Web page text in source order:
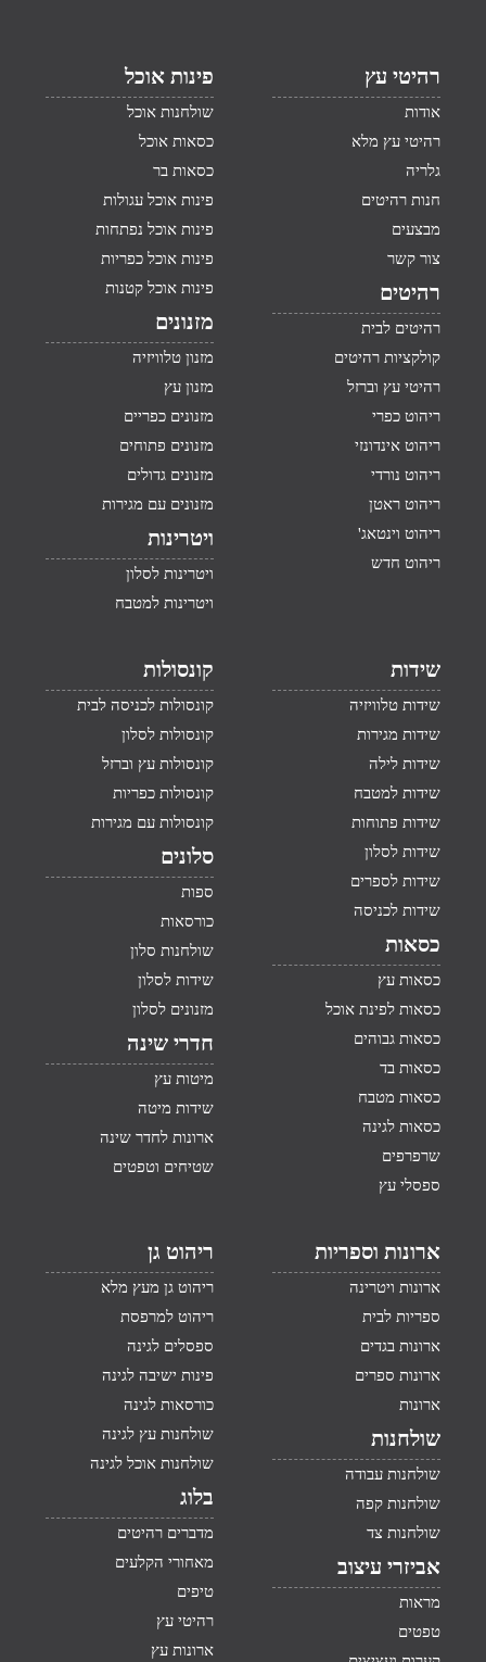
רהיטי עץ
אודות
רהיטי עץ מלא
גלריה
חנות רהיטים
מבצעים
צור קשר
רהיטים
רהיטים לבית
קולקציות רהיטים
רהיטי עץ וברזל
ריהוט כפרי
ריהוט אינדונזי
ריהוט נורדי
ריהוט ראטן
ריהוט וינטאג'
ריהוט חדש
פינות אוכל
שולחנות אוכל
כסאות אוכל
כסאות בר
פינות אוכל עגולות
פינות אוכל נפתחות
פינות אוכל כפריות
פינות אוכל קטנות
מזנונים
מזנון טלוויזיה
מזנון עץ
מזנונים כפריים
מזנונים פתוחים
מזנונים גדולים
מזנונים עם מגירות
ויטרינות
ויטרינות לסלון
ויטרינות למטבח
שידות
שידות טלוויזיה
שידות מגירות
שידות לילה
שידות למטבח
שידות פתוחות
שידות לסלון
שידות לספרים
שידות לכניסה
כסאות
כסאות עץ
כסאות לפינת אוכל
כסאות גבוהים
כסאות בד
כסאות מטבח
כסאות לגינה
שרפרפים
ספסלי עץ
קונסולות
קונסולות לכניסה לבית
קונסולות לסלון
קונסולות עץ וברזל
קונסולות כפריות
קונסולות עם מגירות
סלונים
ספות
כורסאות
שולחנות סלון
שידות לסלון
מזנונים לסלון
חדרי שינה
מיטות עץ
שידות מיטה
ארונות לחדר שינה
שטיחים וטפטים
ארונות וספריות
ארונות ויטרינה
ספריות לבית
ארונות בגדים
ארונות ספרים
ארונות
שולחנות
שולחנות עבודה
שולחנות קפה
שולחנות צד
אביזרי עיצוב
מראות
טפטים
ריהוט גן
ריהוט גן מעץ מלא
ריהוט למרפסת
ספסלים לגינה
פינות ישיבה לגינה
כורסאות לגינה
שולחנות עץ לגינה
שולחנות אוכל לגינה
בלוג
מדברים רהיטים
מאחורי הקלעים
טיפים
רהיטי עץ
ארונות עץ